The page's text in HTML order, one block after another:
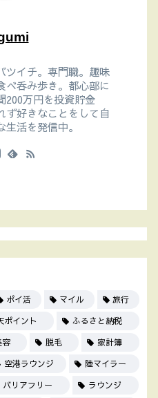
ツイチ。専門職。趣味
べ呑み歩き。都心部に
200万円を投資貯金
ず好きなことをして自
活を発信中。
ポイ活 マイル
旅行
ポイント
ふるさと納税
容 脱毛
家計簿
空港ラウンジ
陸マイラー
バリアフリー
ラウンジ